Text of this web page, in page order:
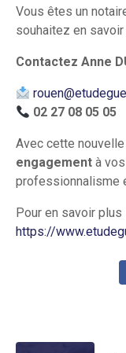
Vous êtes un
souhaitez en
Contactez Anne
02 27 08 05 05
Avec cette
engagement à
professionnalisme
Pour en savoir plus
https://